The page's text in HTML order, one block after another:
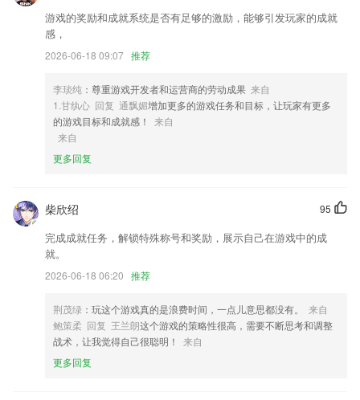
2,精选分类：分类别展示,账号一目了然
3,各种资讯丰富齐全，手机一键就可以让你在线去阅读。
4,咨询功能，可以为患者提供咨询回答，通过图文进行讲解介绍；
6,多方面内容,模板丰富,满足用户使用需求;
酷游官网下载软件优势
1.随时收藏学习，在此收藏文言文翻译结果的话可以随时理解学习和背
2.可以搜索自己不会的习题答案和解析，学习更加的简单方便；
3.20人小班管理，统一课程进度，安排作业，每日打卡，军事化管理。
4.·海量教育资讯，让家长了解更多的教育政策，帮助孩子更好的规划学
5.诗词内容很全，大家可以云端的鉴赏，可以享受各种的服务，可以全面
的学习；
6.学习资源还是比较多的，分为多个不年级的知识在线学习
酷游官网下载更新了什么?
游戏的奖励和成就系统是否有足够的激励，能够引发玩家的成就
感，
2026-06-18 09:07 推荐
李琰纯 ：尊重游戏开发者和运营商的劳动成果 来自
1.甘纨心 回复 通飘媚增加更多的游戏任务和目标，让玩家有更多
的游戏目标和成就感！
来自
来自
更多回复
95
柴欣绍
完成成就任务，解锁特殊称号和奖励，展示自己在游戏中的成
就。
2026-06-18 06:20 推荐
荆茂绿 ：玩这个游戏真的是浪费时间，一点儿意思都没有。
来自
鲍策柔 回复 王兰朗这个游戏的策略性很高，需要不断思考和调整
战术，让我觉得自己很聪明！
来自
更多回复